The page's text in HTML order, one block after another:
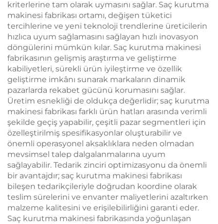
kriterlerine tam olarak uymasını sağlar. Saç kurutma
makinesi fabrikası ortamı, değişen tüketici
tercihlerine ve yeni teknoloji trendlerine üreticilerin
hızlıca uyum sağlamasını sağlayan hızlı inovasyon
döngülerini mümkün kılar. Saç kurutma makinesi
fabrikasının gelişmiş araştırma ve geliştirme
kabiliyetleri, sürekli ürün iyileştirme ve özellik
geliştirme imkânı sunarak markaların dinamik
pazarlarda rekabet gücünü korumasını sağlar.
Üretim esnekliği de oldukça değerlidir; saç kurutma
makinesi fabrikası farklı ürün hatları arasında verimli
şekilde geçiş yapabilir, çeşitli pazar segmentleri için
özelleştirilmiş spesifikasyonlar oluşturabilir ve
önemli operasyonel aksaklıklara neden olmadan
mevsimsel talep dalgalanmalarına uyum
sağlayabilir. Tedarik zinciri optimizasyonu da önemli
bir avantajdır; saç kurutma makinesi fabrikası
bileşen tedarikçileriyle doğrudan koordine olarak
teslim sürelerini ve envanter maliyetlerini azaltırken
malzeme kalitesini ve erişilebilirliğini garanti eder.
Saç kurutma makinesi fabrikasında yoğunlaşan